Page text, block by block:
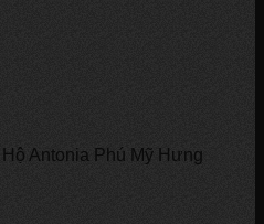
Antonia Phú Mỹ Hưng